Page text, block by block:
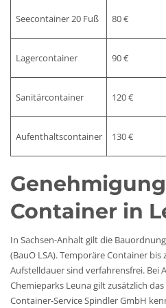
Seecontainer 20 Fuß 80 €
Lagercontainer 90 €
Sanitärcontainer 120 €
Aufenthaltscontainer 130 €
Container in
In Sachsen-Anhalt gilt die
(BauO LSA). Temporäre Container
Aufstelldauer sind verfahrensfrei. Bei
Chemieparks Leuna gilt zusätzlich
Container-Service Spindler GmbH